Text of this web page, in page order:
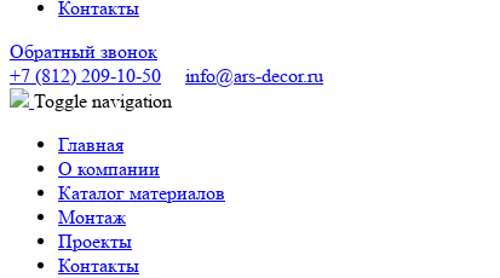
Контакты
Обратный звонок
+7 (812) 209-10-50
info@ars-decor.ru
Toggle navigation
Главная
О компании
Каталог материалов
Монтаж
Проекты
Контакты